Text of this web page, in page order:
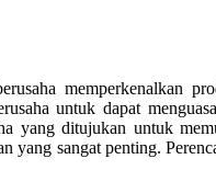
untuk dapat
yang ditujukan untuk
yang sangat penting.